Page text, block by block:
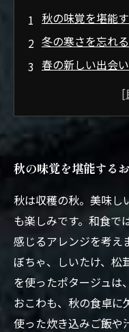
秋の味覚を堪能
冬の寒さを忘れ
春の新しい出会
夏の夜に食べた
秋の味覚を堪能する
秋は収穫の秋。美味し
も楽しみです。和食で
感じるアレンジを考え
ぼちゃ、しいたけ、松
を使ったポタージュは
おこわも、秋の食卓に
使った炊き込みご飯や